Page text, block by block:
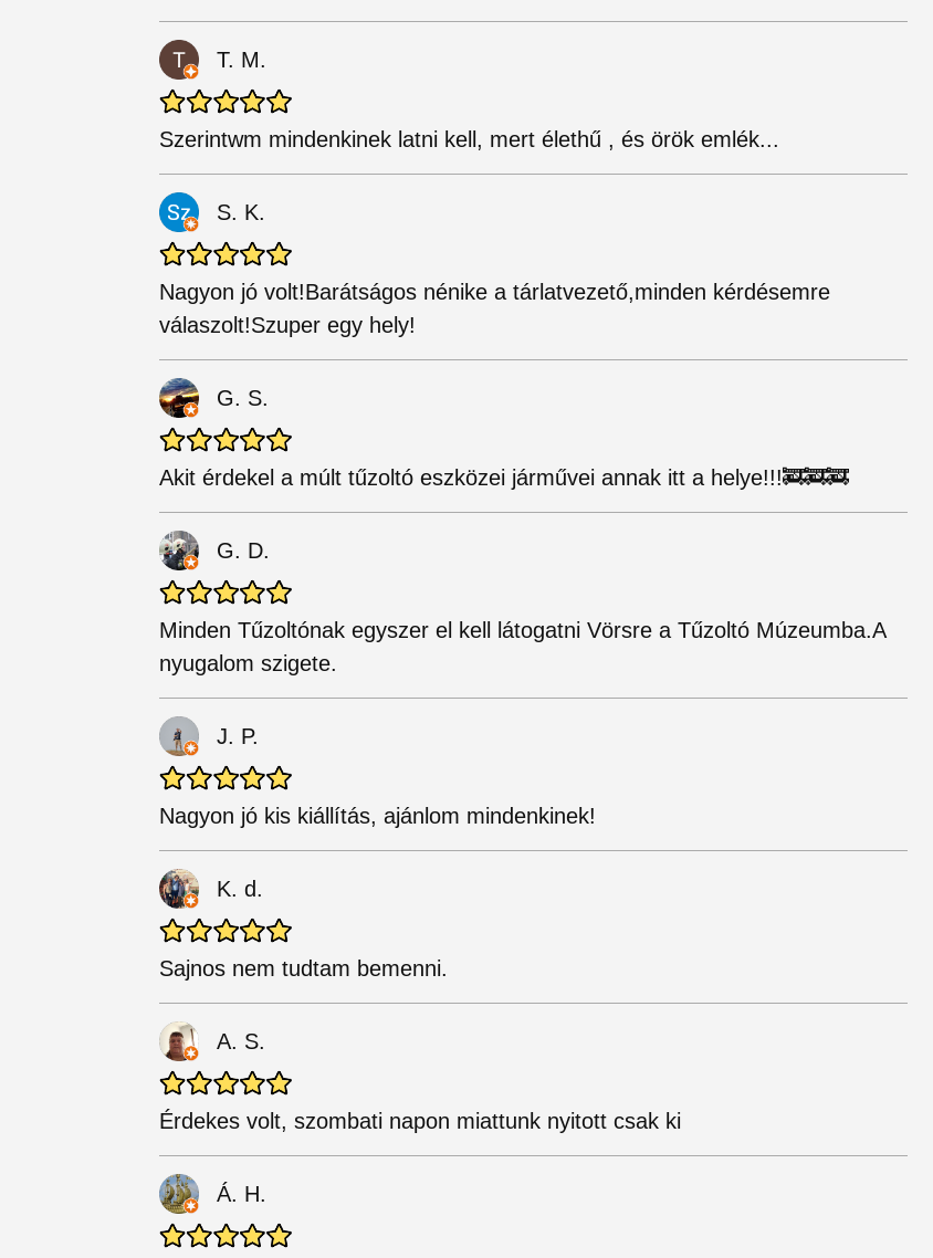
T. M.
Szerintwm mindenkinek latni kell, mert élethű , és örök emlék...
S. K.
Nagyon jó volt!Barátságos nénike a tárlatvezető,minden kérdésemre
válaszolt!Szuper egy hely!
G. S.
Akit érdekel a múlt tűzoltó eszközei járművei annak itt a helye!!!🚒🚒🚒
G. D.
Minden Tűzoltónak egyszer el kell látogatni Vörsre a Tűzoltó Múzeumba.A
nyugalom szigete.
J. P.
Nagyon jó kis kiállítás, ajánlom mindenkinek!
K. d.
Sajnos nem tudtam bemenni.
A. S.
Érdekes volt, szombati napon miattunk nyitott csak ki
Á. H.